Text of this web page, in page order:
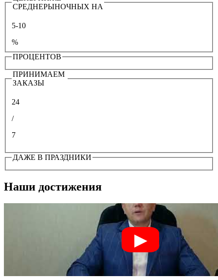
СРЕДНЕРЫНОЧНЫХ НА
5-10
%
ПРОЦЕНТОВ
ПРИНИМАЕМ
ЗАКАЗЫ
24
/
7
ДАЖЕ В ПРАЗДНИКИ
Наши достижения